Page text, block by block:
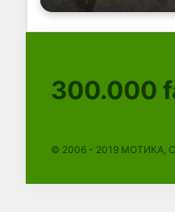
300.000
© 2006 - 2019 МОТИКА,